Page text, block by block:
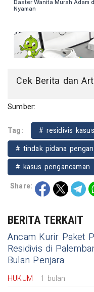
Cek Berita dan
Sumber:
Tag:
# residivis
# tindak pidana
# kasus pengancaman
Share:
BERITA TERKAIT
Ancam Kurir Paket
Residivis di
Bulan Penjara
HUKUM 1 bulan